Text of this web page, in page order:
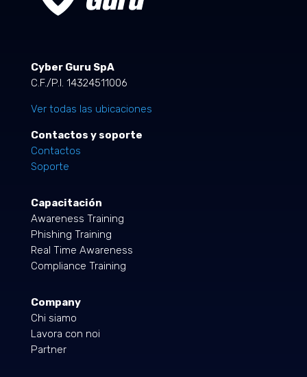
Cyber Guru SpA
C.F./P.I. 14324511006
Ver todas las ubicaciones
Contactos y soporte
Contactos
Soporte
Capacitación
Awareness Training
Phishing Training
Real Time Awareness
Compliance Training
Company
Chi siamo
Lavora con noi
Partner